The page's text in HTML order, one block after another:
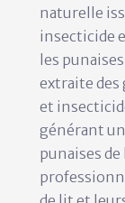
naturelle
insecticide
les
extraite des
et
générant
punaises